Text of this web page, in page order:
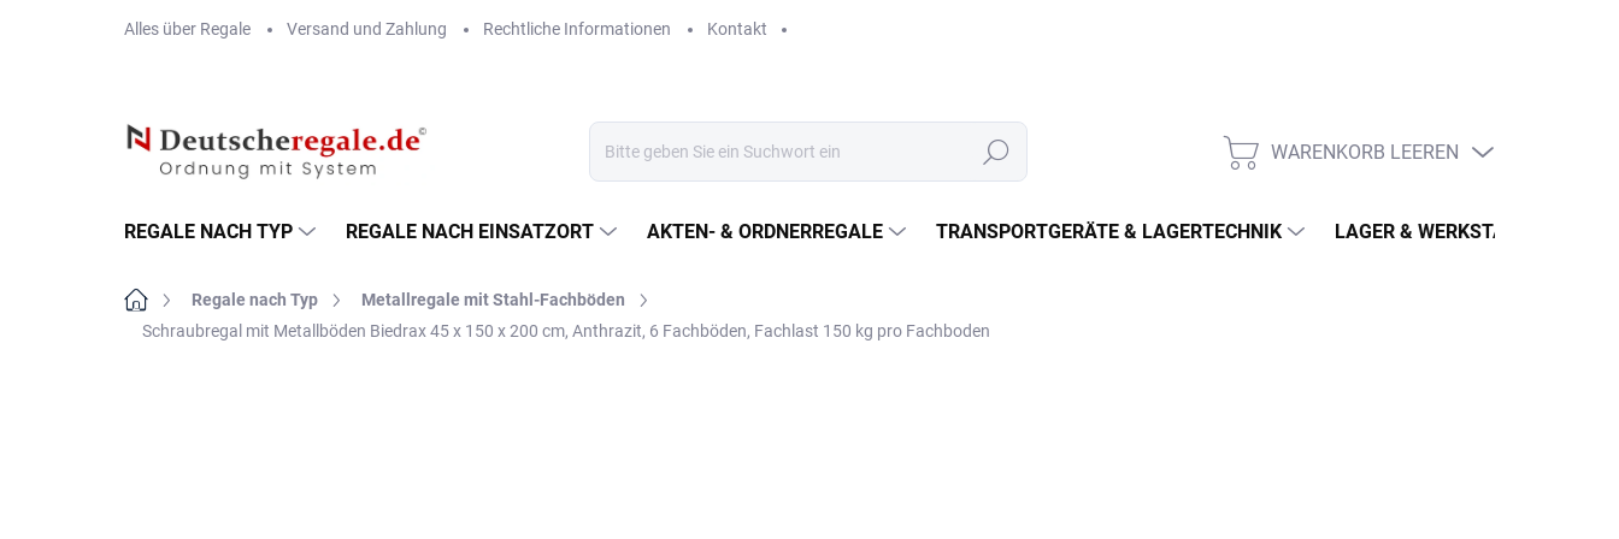
Alles über Regale Versand und Zahlung Rechtliche Informationen Kontakt
Suchen WARENKORB
WARENKORB LEEREN
REGALE NACH TYP REGALE NACH EINSATZORT AKTEN- & ORDNERREGALE TRANSPORTGERÄTE & LAGERTECHNIK LAGER & WERKSTATT
StartseiteRegale nach Typ
Metallregale mit Stahl-Fachböden
Schraubregal mit Metallböden Biedrax 45 x 150 x 200 cm, Anthrazit, 6 Fachböden, Fachlast 150 kg pro Fachboden